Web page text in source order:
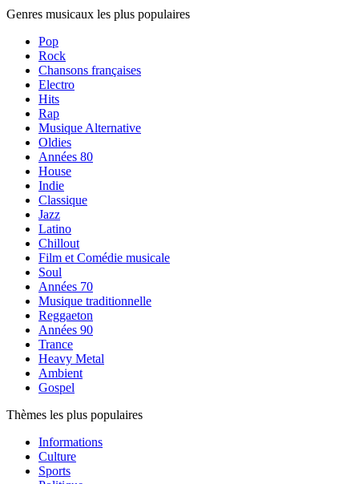
Genres musicaux les plus populaires
Pop
Rock
Chansons françaises
Electro
Hits
Rap
Musique Alternative
Oldies
Années 80
House
Indie
Classique
Jazz
Latino
Chillout
Film et Comédie musicale
Soul
Années 70
Musique traditionnelle
Reggaeton
Années 90
Trance
Heavy Metal
Ambient
Gospel
Thèmes les plus populaires
Informations
Culture
Sports